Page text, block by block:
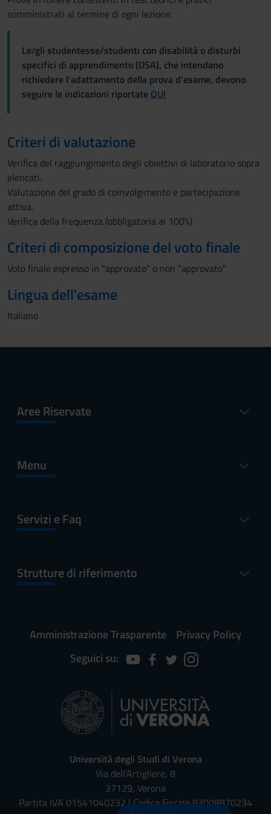
somministrati al termine di ogni lezione.
Le/gli studentesse/studenti con disabilità o disturbi
specifici di apprendimento (DSA), che intendano
richiedere l'adattamento della prova d'esame, devono
seguire le indicazioni riportate QUI
Criteri di valutazione
Verifica del raggiungimento degli obiettivi di laboratorio sopra
elencati.
Valutazione del grado di coinvolgimento e partecipazione
attiva.
Verifica della frequenza (obbligatoria al 100%)
Criteri di composizione del voto finale
Voto finale espresso in "approvato" o non "approvato"
Lingua dell'esame
Italiano
Aree Riservate
Menu
Servizi e Faq
Strutture di riferimento
Amministrazione Trasparente
Privacy Policy
Seguici su:
Università degli Studi di Verona
Via dell'Artigliere, 8
37129, Verona
Partita IVA 01541040232 | Codice Fiscale 93009870234